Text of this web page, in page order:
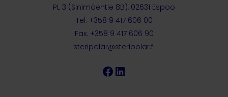
PL 3 (Sinimäentie 8B), 02631 Espoo
Tel. +358 9 417 606 00
Fax. +358 9 417 606 90
steripolar@steripolar.fi
Facebook
LinkedIn